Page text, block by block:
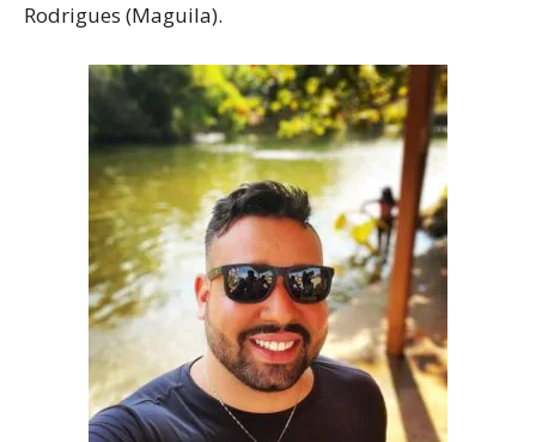
Rodrigues (Maguila).